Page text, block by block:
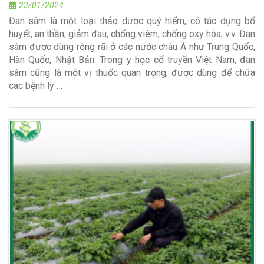
23/01/2024
Đan sâm là một loại thảo dược quý hiếm, có tác dụng bổ
huyết, an thần, giảm đau, chống viêm, chống oxy hóa, v.v. Đan
sâm được dùng rộng rãi ở các nước châu Á như Trung Quốc,
Hàn Quốc, Nhật Bản. Trong y học cổ truyền Việt Nam, đan
sâm cũng là một vị thuốc quan trọng, được dùng để chữa
các bệnh lý …